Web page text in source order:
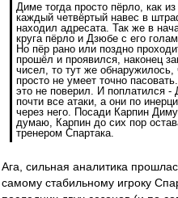
Диме тогда просто пёрло, как
каждый четвёртый навес в
находил адресата. Так же в
круга пёрло и Дзюбе с его
Но пёр рано или поздно
прошёл и проявился, наконец
чисел, то тут же
просто не умеет точно
это не поверил. И поплатился -
почти все атаки, а они по
через него. Посади Карпин
думаю, Карпин до сих пор
тренером Спартака.
Ага, сильная аналитика
самому стабильному игроку